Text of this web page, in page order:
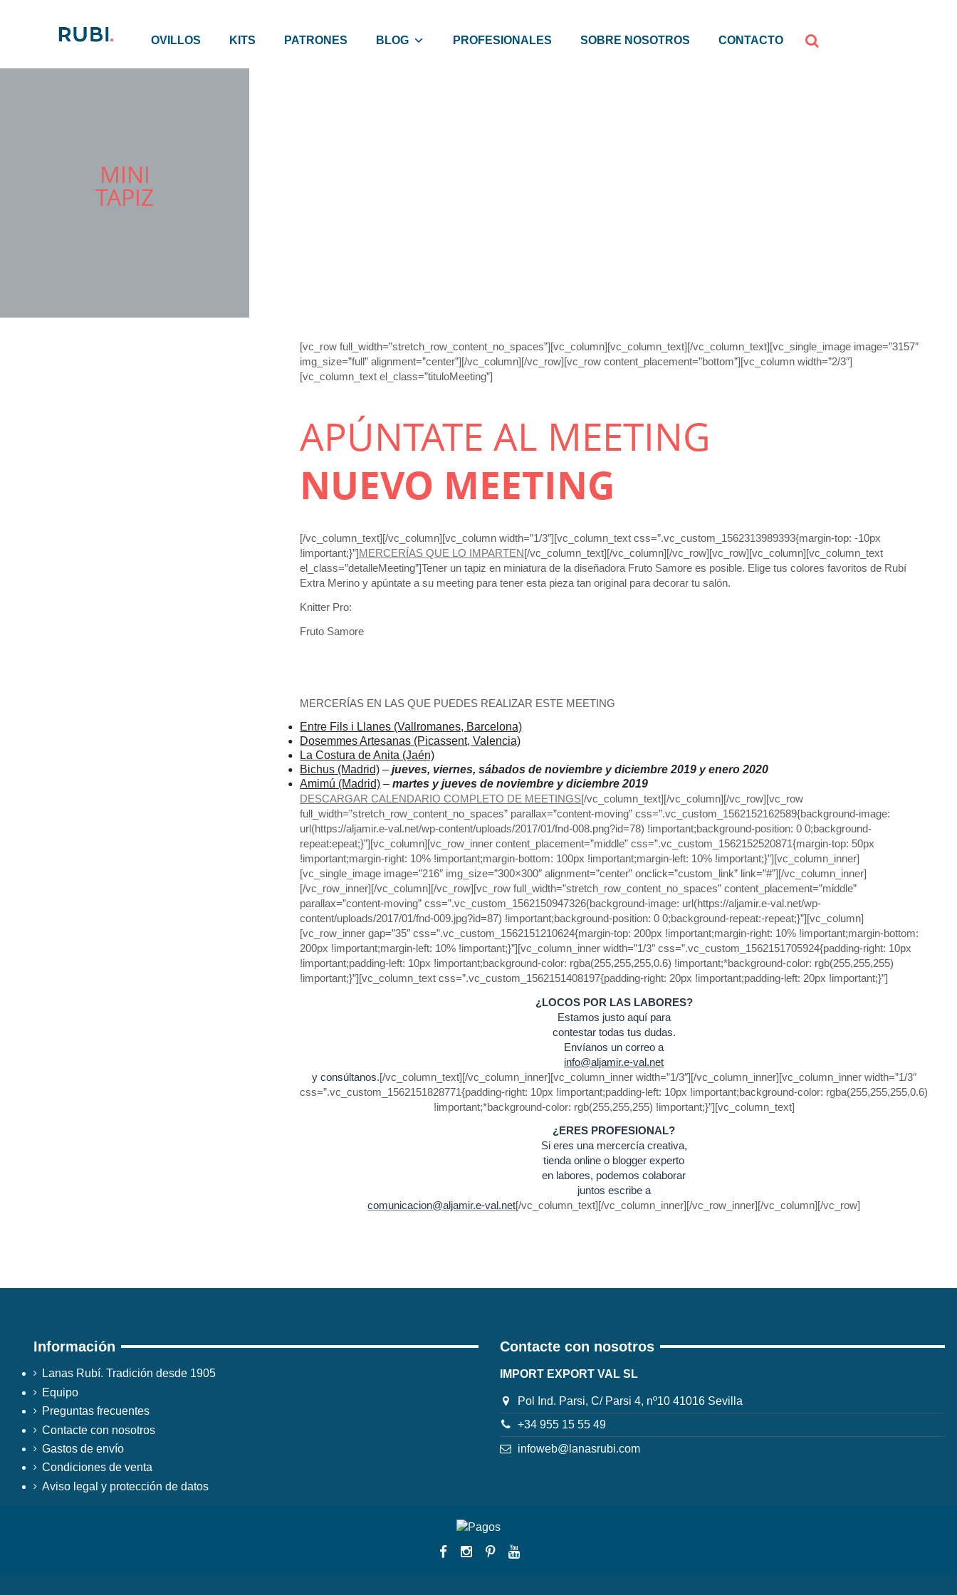
OVILLOS KITS PATRONES BLOG PROFESIONALES SOBRE NOSOTROS CONTACTO
MINI
TAPIZ
[vc_row full_width=”stretch_row_content_no_spaces”][vc_column][vc_column_text][/vc_column_text][vc_single_image image=”3157″
img_size=”full” alignment=”center”][/vc_column][/vc_row][vc_row content_placement=”bottom”][vc_column width=”2/3″]
[vc_column_text el_class=”tituloMeeting”]
APÚNTATE AL MEETING
NUEVO MEETING
[/vc_column_text][/vc_column][vc_column width=”1/3″][vc_column_text css=”.vc_custom_1562313989393{margin-top: -10px
!important;}”]MERCERÍAS QUE LO IMPARTEN[/vc_column_text][/vc_column][/vc_row][vc_row][vc_column][vc_column_text
el_class=”detalleMeeting”]Tener un tapiz en miniatura de la diseñadora Fruto Samore es posible. Elige tus colores favoritos de Rubí
Extra Merino y apúntate a su meeting para tener esta pieza tan original para decorar tu salón.
Knitter Pro:
Fruto Samore
MERCERÍAS EN LAS QUE PUEDES REALIZAR ESTE MEETING
Entre Fils i Llanes (Vallromanes, Barcelona)
Dosemmes Artesanas (Picassent, Valencia)
La Costura de Anita (Jaén)
Bichus (Madrid) –jueves, viernes, sábados de noviembre y diciembre 2019 y enero 2020
Amimú (Madrid) –martes y jueves de noviembre y diciembre 2019
DESCARGAR CALENDARIO COMPLETO DE MEETINGS[/vc_column_text][/vc_column][/vc_row][vc_row
full_width=”stretch_row_content_no_spaces” parallax=”content-moving” css=”.vc_custom_1562152162589{background-image:
url(https://aljamir.e-val.net/wp-content/uploads/2017/01/fnd-008.png?id=78) !important;background-position: 0 0;background-
repeat:epeat;}”][vc_column][vc_row_inner content_placement=”middle” css=”.vc_custom_1562152520871{margin-top: 50px
!important;margin-right: 10% !important;margin-bottom: 100px !important;margin-left: 10% !important;}”][vc_column_inner]
[vc_single_image image=”216″ img_size=”300×300″ alignment=”center” onclick=”custom_link” link=”#”][/vc_column_inner]
[/vc_row_inner][/vc_column][/vc_row][vc_row full_width=”stretch_row_content_no_spaces” content_placement=”middle”
parallax=”content-moving” css=”.vc_custom_1562150947326{background-image: url(https://aljamir.e-val.net/wp-
content/uploads/2017/01/fnd-009.jpg?id=87) !important;background-position: 0 0;background-repeat:-repeat;}”][vc_column]
[vc_row_inner gap=”35″ css=”.vc_custom_1562151210624{margin-top: 200px !important;margin-right: 10% !important;margin-bottom:
200px !important;margin-left: 10% !important;}”][vc_column_inner width=”1/3″ css=”.vc_custom_1562151705924{padding-right: 10px
!important;padding-left: 10px !important;background-color: rgba(255,255,255,0.6) !important;*background-color: rgb(255,255,255)
!important;}”][vc_column_text css=”.vc_custom_1562151408197{padding-right: 20px !important;padding-left: 20px !important;}”]
¿LOCOS POR LAS LABORES?
Estamos justo aquí para
contestar todas tus dudas.
Envíanos un correo a
info@aljamir.e-val.net
y consúltanos.[/vc_column_text][/vc_column_inner][vc_column_inner width=”1/3″][/vc_column_inner][vc_column_inner width=”1/3″
css=”.vc_custom_1562151828771{padding-right: 10px !important;padding-left: 10px !important;background-color: rgba(255,255,255,0.6)
!important;*background-color: rgb(255,255,255) !important;}”][vc_column_text]
¿ERES PROFESIONAL?
Si eres una mercercía creativa,
tienda online o blogger experto
en labores, podemos colaborar
juntos escribe a
comunicacion@aljamir.e-val.net[/vc_column_text][/vc_column_inner][/vc_row_inner][/vc_column][/vc_row]
Información
Lanas Rubí. Tradición desde 1905
Equipo
Preguntas frecuentes
Contacte con nosotros
Gastos de envío
Condiciones de venta
Aviso legal y protección de datos
Contacte con nosotros
IMPORT EXPORT VAL SL
Pol Ind. Parsi, C/ Parsi 4, nº10 41016 Sevilla
+34 955 15 55 49
infoweb@lanasrubi.com